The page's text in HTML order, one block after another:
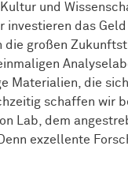
und
investieren das
die großen
Materialien, die
schaffen wir
Lab, dem
exzellente